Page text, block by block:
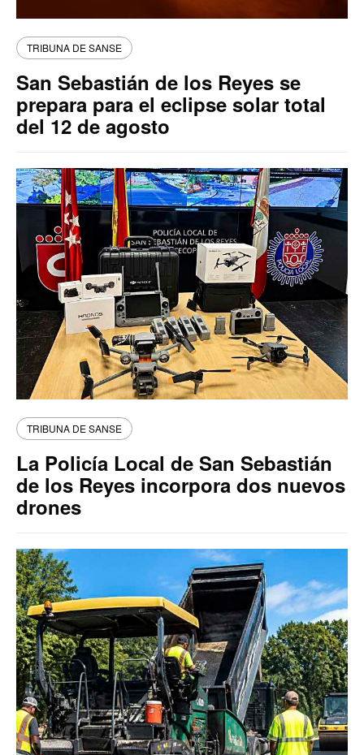
TRIBUNA DE SANSE
San Sebastián de los Reyes se
prepara para el eclipse solar total
del 12 de agosto
TRIBUNA DE SANSE
La Policía Local de San Sebastián
de los Reyes incorpora dos nuevos
drones